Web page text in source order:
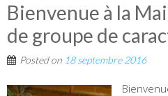
Bienvenue à la
de groupe de
Posted on 18 septembre 2016